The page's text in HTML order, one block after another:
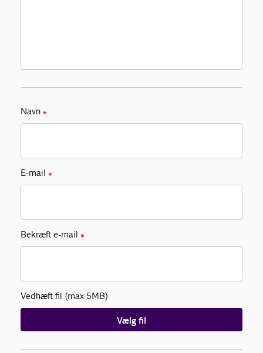
Navn ✱
E-mail ✱
Bekræft e-mail ✱
Vedhæft fil (max 5MB)
Vælg fil